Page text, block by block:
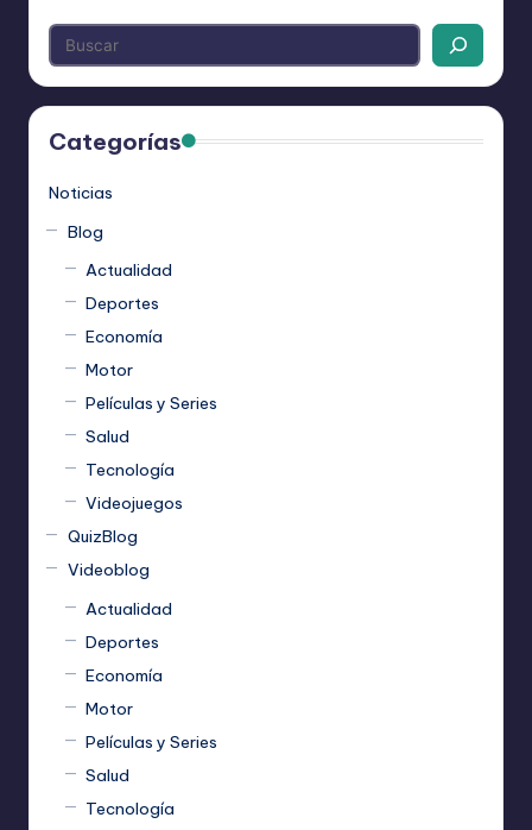
Categorías
Noticias
Blog
Actualidad
Deportes
Economía
Motor
Películas y Series
Salud
Tecnología
Videojuegos
QuizBlog
Videoblog
Actualidad
Deportes
Economía
Motor
Películas y Series
Salud
Tecnología